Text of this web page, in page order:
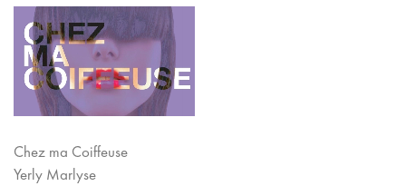
Chez ma Coiffeuse
Yerly Marlyse